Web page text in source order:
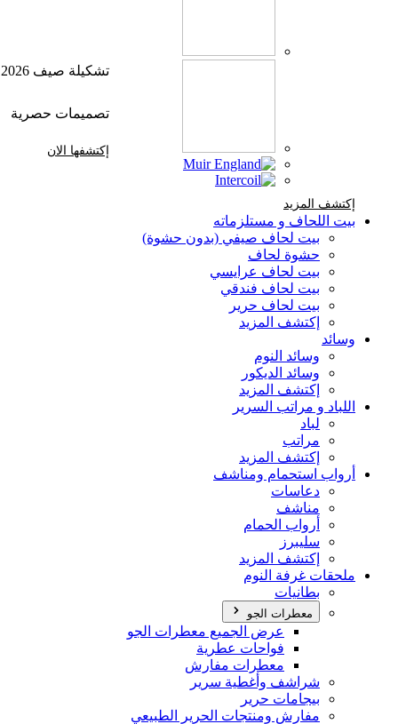
إكتشف المزيد
تشكيلة صيف 2026
تصميمات حصرية
إكتشفها الان
بيت اللحاف و مستلزماته
بيت لحاف صيفي (بدون حشوة)
حشوة لحاف
بيت لحاف عرايسي
بيت لحاف فندقي
بيت لحاف حرير
إكتشف المزيد
وسائد
وسائد النوم
وسائد الديكور
إكتشف المزيد
اللباد و مراتب السرير
لباد
مراتب
إكتشف المزيد
أرواب استحمام ومناشف
دعاسات
مناشف
أرواب الحمام
سليبرز
إكتشف المزيد
ملحقات غرفة النوم
بطانيات
معطرات الجو
عرض الجميع معطرات الجو
فواحات عطرية
معطرات مفارش
شراشف وأغطية سرير
بيجامات حرير
مفارش ومنتجات الحرير الطبيعي